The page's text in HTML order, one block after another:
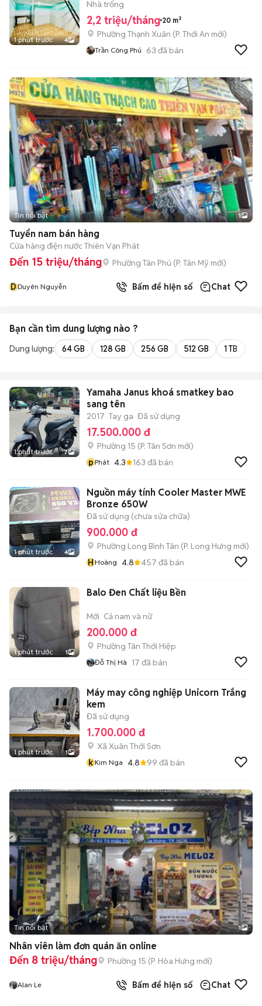
1 phút trước 4
Nhà trống
2,2 triệu/tháng 20 m²
Phường Thạnh Xuân (P. Thới An mới)
Trần Công Phú 63 đã bán
Tin nổi bật 1
Tuyển nam bán hàng
Cửa hàng điện nước Thiên Vạn Phát
Đến 15 triệu/tháng Phường Tân Phú (P. Tân Mỹ mới)
DDuyên Nguyễn Bấm để hiện số Chat
Bạn cần tìm dung lượng nào ?
Dung lượng: 64 GB 128 GB 256 GB 512 GB 1 TB
1 phút trước 7
Yamaha Janus khoá smatkey bao
sang tên
2017 Tay ga Đã sử dụng
17.500.000 đ
Phường 15 (P. Tân Sơn mới)
pPhát 4.3 163 đã bán
1 phút trước 4
Nguồn máy tính Cooler Master MWE
Bronze 650W
Đã sử dụng (chưa sửa chữa)
900.000 đ
Phường Long Bình Tân (P. Long Hưng mới)
HHoàng 4.8 457 đã bán
1 phút trước 1
Balo Đen Chất liệu Bền
Mới Cả nam và nữ
200.000 đ
Phường Tân Thới Hiệp
Đỗ Thị Hà 17 đã bán
1 phút trước 1
Máy may công nghiệp Unicorn Trắng
kem
Đã sử dụng
1.700.000 đ
Xã Xuân Thới Sơn
k Kim Nga 4.8 99 đã bán
Tin nổi bật 1
Nhân viên làm đơn quán ăn online
Đến 8 triệu/tháng Phường 15 (P. Hòa Hưng mới)
Alan Le Bấm để hiện số Chat